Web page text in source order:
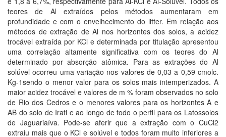
teores de Al extraídos pelos métodos aumentaram em
profundidade e com o envelhecimento do litter. Em relação aos
métodos de extração de Al nos horizontes dos solos, a acidez
trocável extraída por KCl e determinada por titulação apresentou
uma correlação altamente significativa com os teores do Al
determinado por absorção atômica. Para as extrações do Al
solúvel ocorreu uma variação nos valores de 0,03 a 0,59 cmolc.
Kg-1sendo o menor valor para os solos mais intemperizados. A
maior acidez trocável e valores de m % foram observados no solo
de Rio dos Cedros e o menores valores para os horizontes A e
AB do solo de Irati e ao longo de todo o perfil para os Latossolos
de Jaguariaíva. Pode-se aferir que a extração com o CuCl2
extraiu mais que o KCl e solúvel e todos foram muito inferiores a